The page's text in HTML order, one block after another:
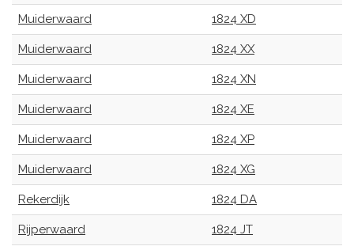
Muiderwaard 1824 XD
Muiderwaard 1824 XX
Muiderwaard 1824 XN
Muiderwaard 1824 XE
Muiderwaard 1824 XP
Muiderwaard 1824 XG
Rekerdijk 1824 DA
Rijperwaard 1824 JT